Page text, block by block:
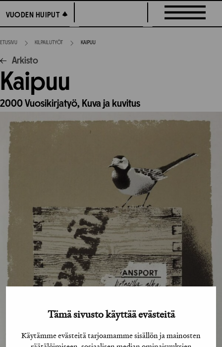
Tämä sivusto käyttää evästeitä
Käytämme evästeitä tarjoamamme sisällön ja mainosten
suoraan
sisältöön
VUODEN HUIPUT
VUODEN HUIPUT
ETUSIVU KILPAILUTYÖT KAIPUU
Arkisto
Kaipuu
2000Vuosikirjatyö, Kuva ja kuvitus